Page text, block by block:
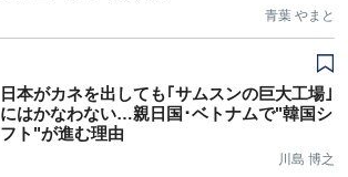
青葉 やまと
日本がカネを出しても｢サムスンの巨大工場｣
にはかなわない…親日国･ベトナムで"韓国シ
フト"が進む理由
川島 博之